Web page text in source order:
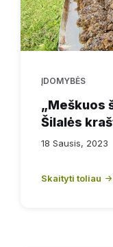
ĮDOMYBĖS
„Meškuos
Šilalės
18 Sausis, 2023
Skaityti toliau